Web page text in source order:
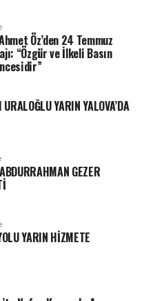
Öz’den 24 Temmuz
“Özgür ve İlkeli Basın
YARIN YALOVA’DA
GEZER
YARIN HİZMETE